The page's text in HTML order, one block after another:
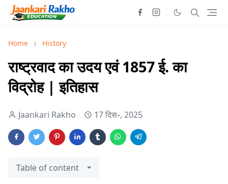
Home History
राष्ट्रवाद का उदय एवं 1857 ई. का
विद्रोह | इतिहास
Jaankari Rakho 17 दिस॰, 2025
Table of content